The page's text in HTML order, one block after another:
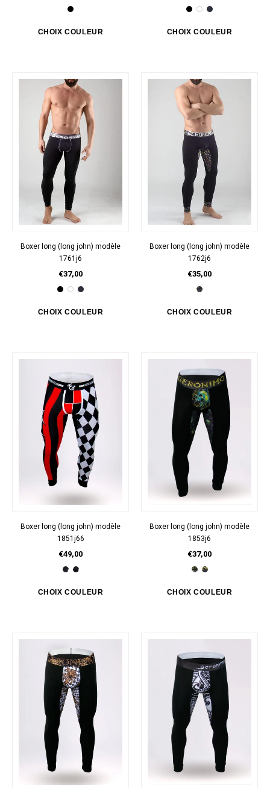
Boxer long (long john) modèle
1761j6
€37,00
Boxer long (long john) modèle
1762j6
€35,00
Boxer long (long john) modèle
1851j66
€49,00
Boxer long (long john) modèle
1853j6
€37,00